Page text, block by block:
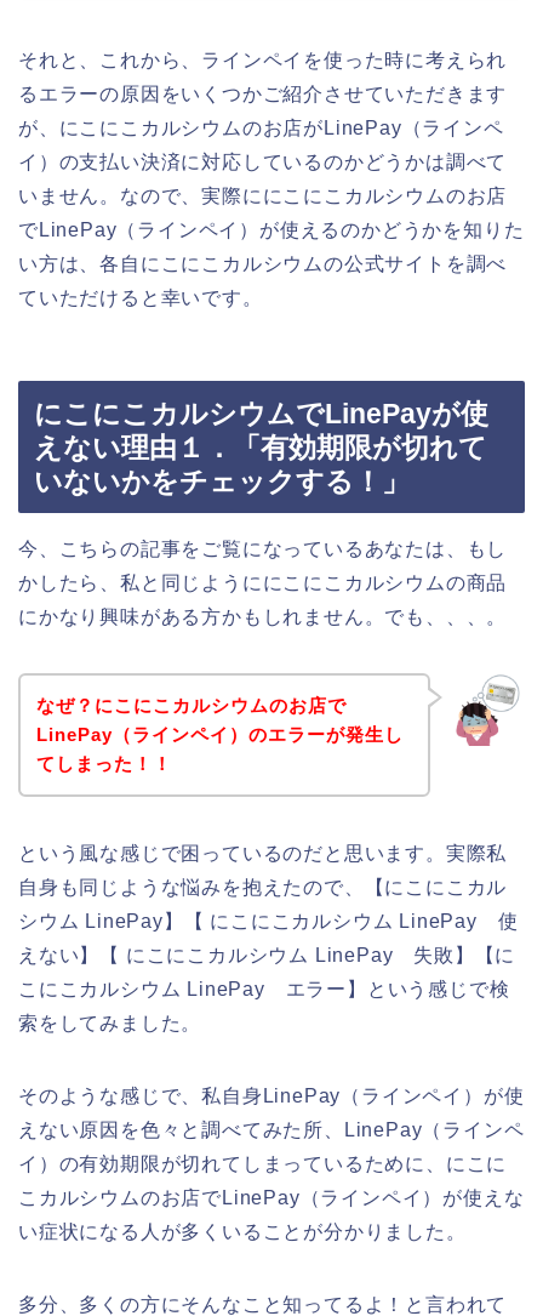
それと、これから、ラインペイを使った時に考えられ
るエラーの原因をいくつかご紹介させていただきます
が、にこにこカルシウムのお店がLinePay（ラインペ
イ）の支払い決済に対応しているのかどうかは調べて
いません。なので、実際ににこにこカルシウムのお店
でLinePay（ラインペイ）が使えるのかどうかを知りた
い方は、各自にこにこカルシウムの公式サイトを調べ
ていただけると幸いです。
にこにこカルシウムでLinePayが使
えない理由１．「有効期限が切れて
いないかをチェックする！」
今、こちらの記事をご覧になっているあなたは、もし
かしたら、私と同じようににこにこカルシウムの商品
にかなり興味がある方かもしれません。でも、、、。
なぜ？にこにこカルシウムのお店で
LinePay（ラインペイ）のエラーが発生し
てしまった！！
という風な感じで困っているのだと思います。実際私
自身も同じような悩みを抱えたので、【にこにこカル
シウム LinePay】【 にこにこカルシウム LinePay 使
えない】【 にこにこカルシウム LinePay 失敗】【に
こにこカルシウム LinePay エラー】という感じで検
索をしてみました。
そのような感じで、私自身LinePay（ラインペイ）が使
えない原因を色々と調べてみた所、LinePay（ラインペ
イ）の有効期限が切れてしまっているために、にこに
こカルシウムのお店でLinePay（ラインペイ）が使えな
い症状になる人が多くいることが分かりました。
多分、多くの方にそんなこと知ってるよ！と言われて